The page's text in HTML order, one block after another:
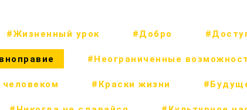
#Жизненный урок #Добро
#Неограниченные
#Краски жизни